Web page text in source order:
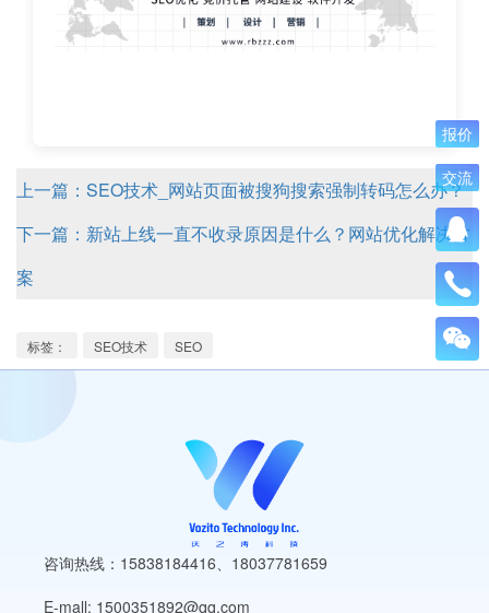
上一篇：SEO技术_网站页面被搜狗搜索强制转码怎么办？
下一篇：新站上线一直不收录原因是什么？网站优化解决方
案
标签： SEO技术 SEO
咨询热线：15838184416
18037781659
E-mall: 1500351892@qq.com
报价
交流